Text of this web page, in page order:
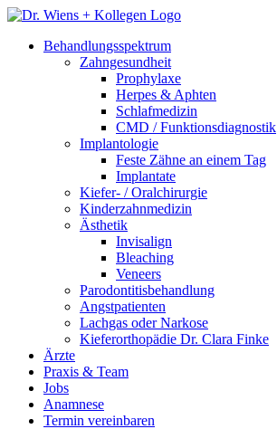
Behandlungsspektrum
Zahngesundheit
Prophylaxe
Herpes & Aphten
Schlafmedizin
CMD / Funktionsdiagnostik
Implantologie
Feste Zähne an einem Tag
Implantate
Kiefer- / Oralchirurgie
Kinderzahnmedizin
Ästhetik
Invisalign
Bleaching
Veneers
Parodontitisbehandlung
Angstpatienten
Lachgas oder Narkose
Kieferorthopädie Dr. Clara Finke
Ärzte
Praxis & Team
Jobs
Anamnese
Termin vereinbaren